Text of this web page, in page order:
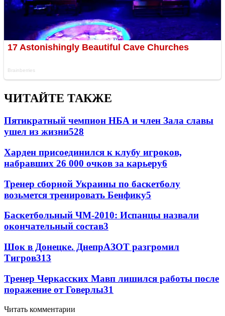
ЧИТАЙТЕ ТАКЖЕ
Пятикратный чемпион НБА и член Зала славы
ушел из жизни528
Харден присоединился к клубу игроков,
набравших 26 000 очков за карьеру6
Тренер сборной Украины по баскетболу
возьмется тренировать Бенфику5
Баскетбольный ЧМ-2010: Испанцы назвали
окончательный состав3
Шок в Донецке. ДнепрАЗОТ разгромил
Тигров313
Тренер Черкасских Мавп лишился работы после
поражение от Говерлы31
Читать комментарии